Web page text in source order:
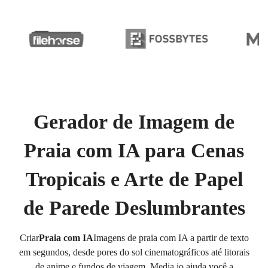
Gerador de Imagem de
Praia com IA para Cenas
Tropicais e Arte de Papel
de Parede Deslumbrantes
CriarPraia com IAImagens de praia com IA a partir de texto
em segundos, desde pores do sol cinematográficos até litorais